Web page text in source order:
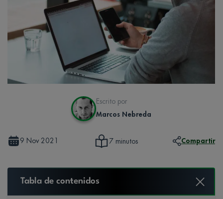
Escrito por
Marcos Nebreda
9 Nov 2021 7 minutos Compartir
Tabla de contenidos